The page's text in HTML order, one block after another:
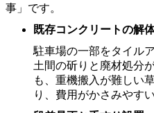
事」です。
既存コンクリートの解
駐車場の一部をタイル
土間の斫りと廃材処分
も、重機搬入が難しい
り、費用がかさみやす